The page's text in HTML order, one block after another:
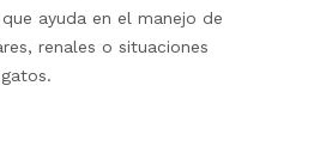
que ayuda en el manejo de
renales o situaciones